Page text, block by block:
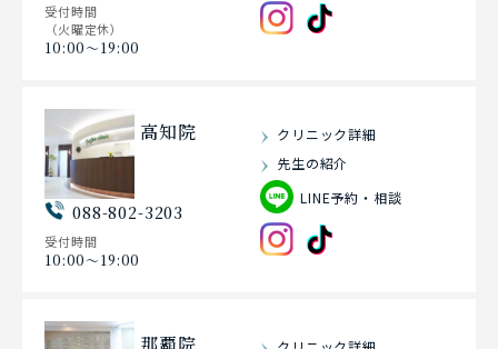
受付時間
（火曜定休）
10:00〜19:00
高知院
088-802-3203
受付時間
10:00〜19:00
クリニック詳細
先生の紹介
LINE予約・相談
那覇院